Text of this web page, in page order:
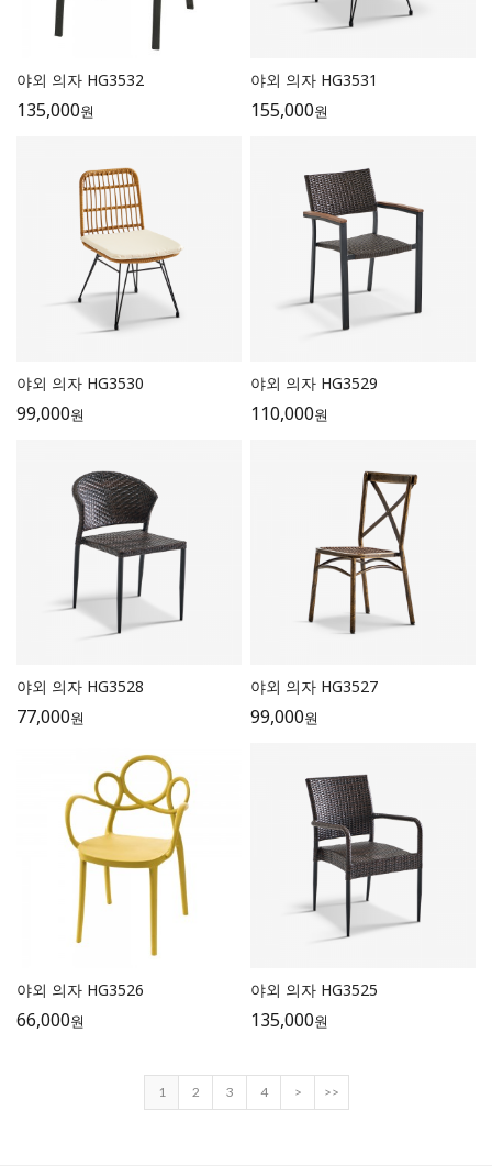
야외 의자 HG3532
135,000원
야외 의자 HG3531
155,000원
야외 의자 HG3530
99,000원
야외 의자 HG3529
110,000원
야외 의자 HG3528
77,000원
야외 의자 HG3527
99,000원
야외 의자 HG3526
66,000원
야외 의자 HG3525
135,000원
1 2 3 4 > >>